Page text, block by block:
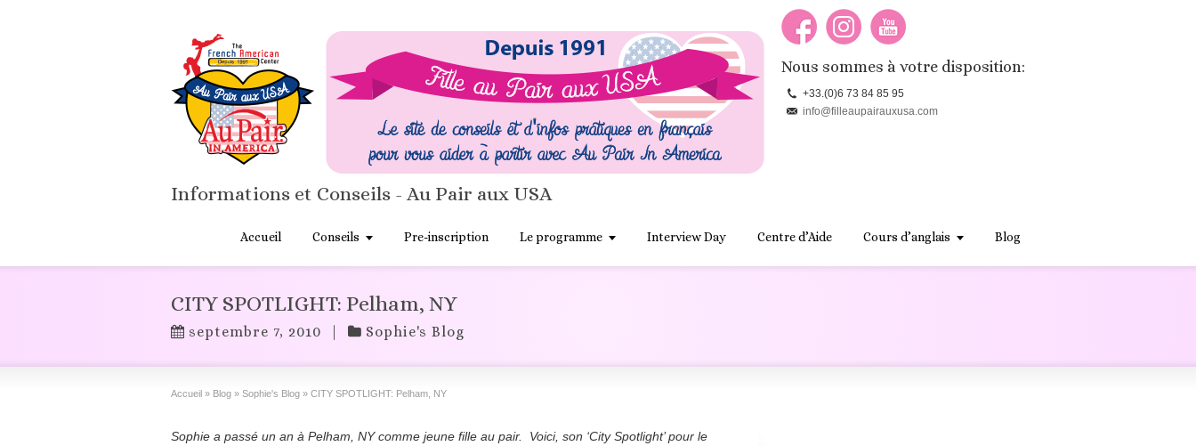
Informations et Conseils - Au Pair aux USA
Nous sommes à votre disposition:
+33.(0)6 73 84 85 95
info@filleaupairauxusa.com
Accueil Conseils Pre-inscription Le programme Interview Day Centre d’Aide Cours d’anglais Blog
CITY SPOTLIGHT: Pelham, NY
septembre 7, 2010 Sophie's Blog
Accueil » Blog » Sophie's Blog » CITY SPOTLIGHT: Pelham, NY
Sophie a passé un an à Pelham, NY comme jeune fille au pair. Voici, son ‘City Spotlight’ pour le